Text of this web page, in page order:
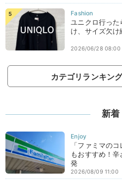
ユニクロ行った
け、サイズ欠
2026/06/28 08:00
カテゴリランキン
新着
「ファミマの
もおすすめ！
発
2026/08/09 11:00